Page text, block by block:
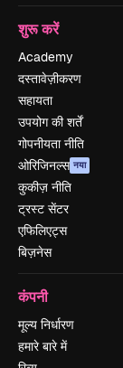
शुरू करें
Academy
दस्तावेज़ीकरण
सहायता
उपयोग की शर्तें
गोपनीयता नीति
ओरिजिनल्स नया
कुकीज़ नीति
ट्रस्ट सेंटर
एफिलिएट्स
बिज़नेस
कंपनी
मूल्य निर्धारण
हमारे बारे में